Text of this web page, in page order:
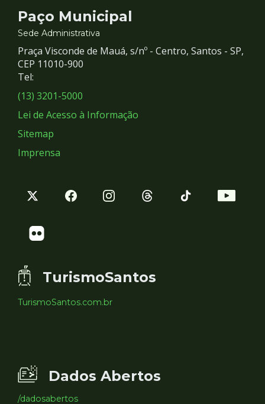
Contato
e
Redes
Sociais
Paço Municipal
Sede Administrativa
Praça Visconde de Mauá, s/nº - Centro, Santos - SP,
CEP 11010-900
Tel:
(13) 3201-5000
Lei de Acesso à Informação
Sitemap
Imprensa
TurismoSantos
TurismoSantos.com.br
Dados Abertos
/dadosabertos